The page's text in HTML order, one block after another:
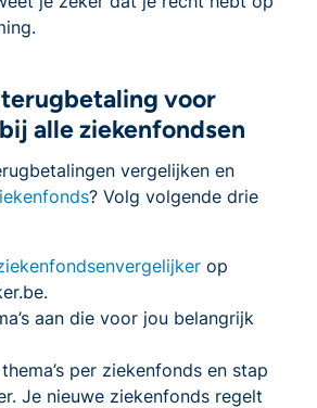
voor
alle ziekenfondsen
vergelijken en
? Volg volgende drie
op
aan die voor jou belangrijk
per ziekenfonds en stap
Je nieuwe ziekenfonds regelt